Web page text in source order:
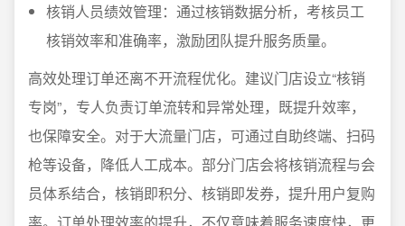
核销人员绩效管理：通过核销数据分析，考核员工
核销效率和准确率，激励团队提升服务质量。
高效处理订单还离不开流程优化。建议门店设立“核销
专岗”，专人负责订单流转和异常处理，既提升效率，
也保障安全。对于大流量门店，可通过自助终端、扫码
枪等设备，降低人工成本。部分门店会将核销流程与会
员体系结合，核销即积分、核销即发券，提升用户复购